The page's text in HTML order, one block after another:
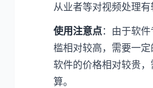
从业者等对视频处理有
使用注意点：由于软
槛相对较高，需要一定
软件的价格相对较贵
算。